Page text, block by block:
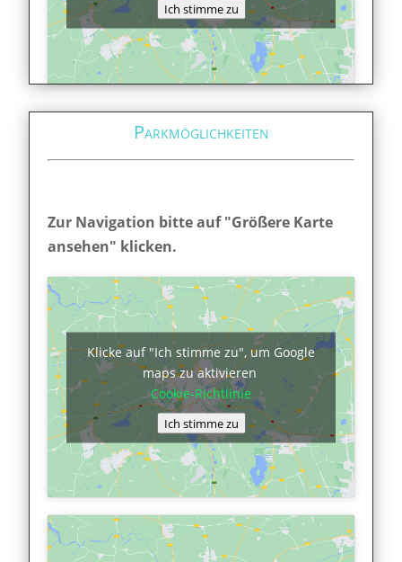
Ich stimme zu
Parkmöglichkeiten
Zur Navigation bitte auf "Größere Karte
ansehen" klicken.
Klicke auf "Ich stimme zu", um Google
maps zu aktivieren
Cookie-Richtlinie
Ich stimme zu